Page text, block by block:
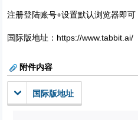
注册登陆账号+设置默认浏览器即可
国际版地址：https://www.tabbit.ai/
附件内容
国际版地址